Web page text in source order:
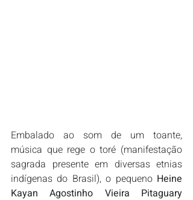
Embalado ao som de um toante,
música que rege o toré (manifestação
sagrada presente em diversas etnias
indígenas do Brasil), o pequeno Heine